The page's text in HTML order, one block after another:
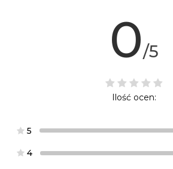
0/5
Ilość ocen:
5
4